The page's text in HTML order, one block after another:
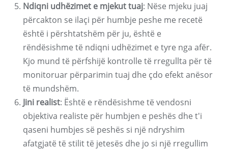
Ndiqni udhëzimet e mjekut tuaj: Nëse mjeku juaj
përcakton se ilaçi për humbje peshe me recetë
është i përshtatshëm për ju, është e
rëndësishme të ndiqni udhëzimet e tyre nga afër.
Kjo mund të përfshijë kontrolle të rregullta për të
monitoruar përparimin tuaj dhe çdo efekt anësor
të mundshëm.
Jini realist: Është e rëndësishme të vendosni
objektiva realiste për humbjen e peshës dhe t'i
qaseni humbjes së peshës si një ndryshim
afatgjatë të stilit të jetesës dhe jo si një rregullim